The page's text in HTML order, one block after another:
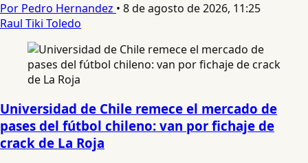
Por Pedro Hernandez • 8 de agosto de 2026, 11:25
Raul Tiki Toledo
Universidad de Chile remece el mercado de
pases del fútbol chileno: van por fichaje de
crack de La Roja